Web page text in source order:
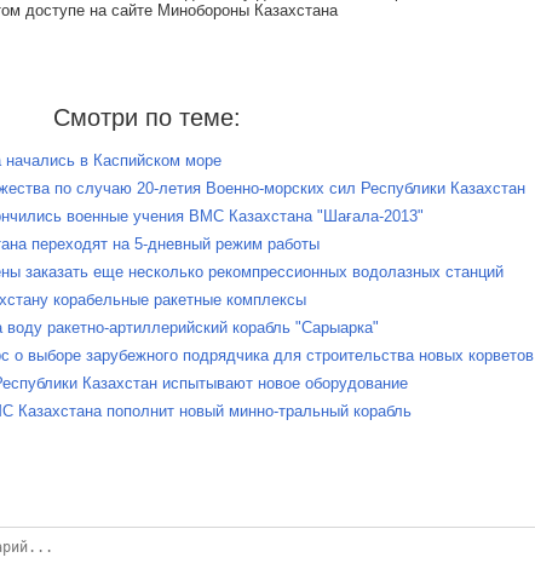
доступе на сайте Минобороны Казахстана
Смотри по теме:
в Каспийском море
по случаю 20-летия Военно-морских сил Республики Казахстан
военные учения ВМС Казахстана "Шағала-2013"
переходят на 5-дневный режим работы
заказать еще несколько рекомпрессионных водолазных станций
корабельные ракетные комплексы
ракетно-артиллерийский корабль "Сарыарка"
о выборе зарубежного подрядчика для строительства новых корветов
Казахстан испытывают новое оборудование
Казахстана пополнит новый минно-тральный корабль